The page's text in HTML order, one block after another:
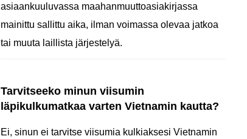
asiaankuuluvassa maahanmuuttoasiakirjassa
mainittu sallittu aika, ilman voimassa olevaa jatkoa
tai muuta laillista järjestelyä.
Tarvitseeko minun viisumin
läpikulkumatkaa varten Vietnamin kautta?
Ei, sinun ei tarvitse viisumia kulkiaksesi Vietnamin